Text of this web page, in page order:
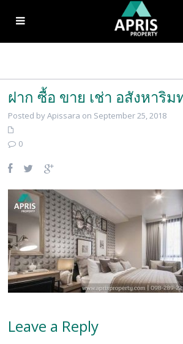
ฝาก ซื้อ ขาย เช่า อสังหาริ
Posted by Apissara on September 25, 2018
0
Leave a Reply